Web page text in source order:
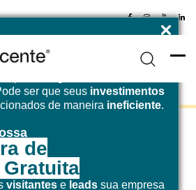
ser que seus investimentos
de maneira ineficiente.
de
visitantes e leads sua empresa
Como o marketing